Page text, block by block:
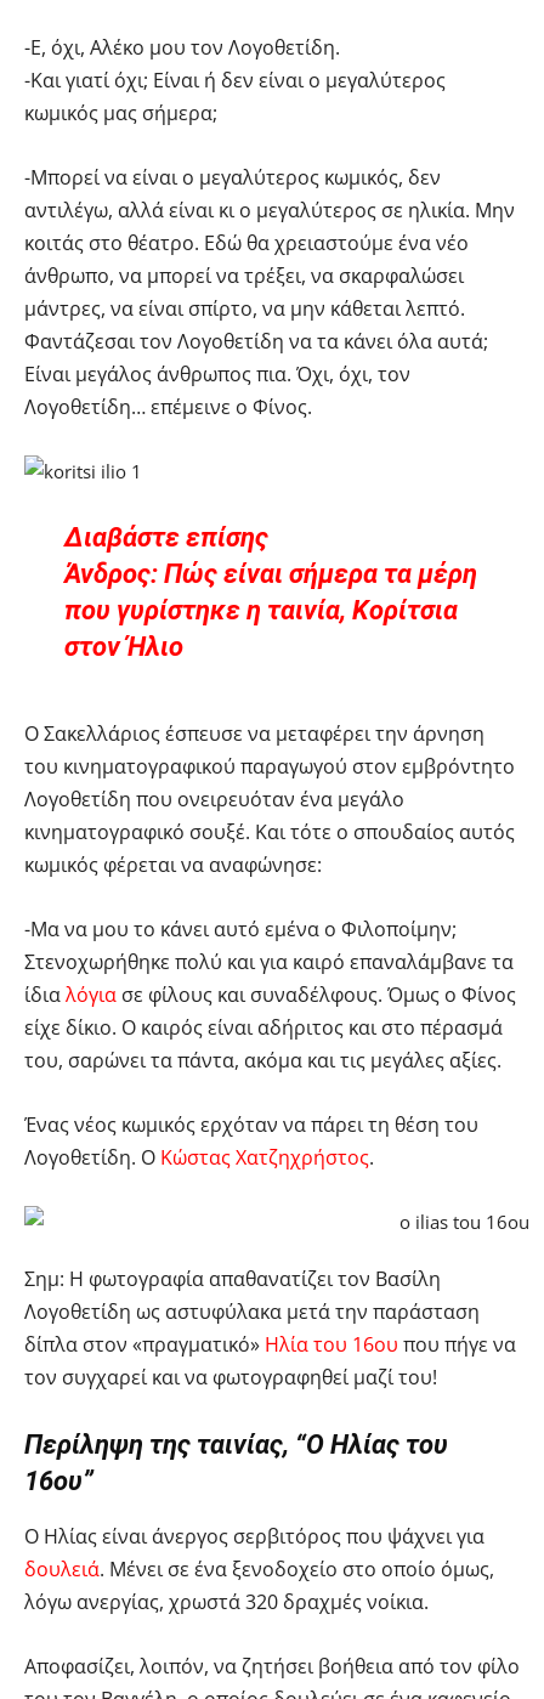
-Ε, όχι, Αλέκο μου τον Λογοθετίδη.
-Και γιατί όχι; Είναι ή δεν είναι ο μεγαλύτερος
κωμικός μας σήμερα;
-Μπορεί να είναι ο μεγαλύτερος κωμικός, δεν
αντιλέγω, αλλά είναι κι ο μεγαλύτερος σε ηλικία. Μην
κοιτάς στο θέατρο. Εδώ θα χρειαστούμε ένα νέο
άνθρωπο, να μπορεί να τρέξει, να σκαρφαλώσει
μάντρες, να είναι σπίρτο, να μην κάθεται λεπτό.
Φαντάζεσαι τον Λογοθετίδη να τα κάνει όλα αυτά;
Είναι μεγάλος άνθρωπος πια. Όχι, όχι, τον
Λογοθετίδη… επέμεινε ο Φίνος.
Διαβάστε επίσης
Άνδρος: Πώς είναι σήμερα τα μέρη
που γυρίστηκε η ταινία, Κορίτσια
στον Ήλιο
Ο Σακελλάριος έσπευσε να μεταφέρει την άρνηση
του κινηματογραφικού παραγωγού στον εμβρόντητο
Λογοθετίδη που ονειρευόταν ένα μεγάλο
κινηματογραφικό σουξέ. Και τότε ο σπουδαίος αυτός
κωμικός φέρεται να αναφώνησε:
-Μα να μου το κάνει αυτό εμένα ο Φιλοποίμην;
Στενοχωρήθηκε πολύ και για καιρό επαναλάμβανε τα
ίδιαλόγια σε φίλους και συναδέλφους. Όμως ο Φίνος
είχε δίκιο. Ο καιρός είναι αδήριτος και στο πέρασμά
του, σαρώνει τα πάντα, ακόμα και τις μεγάλες αξίες.
Ένας νέος κωμικός ερχόταν να πάρει τη θέση του
Λογοθετίδη. Ο Κώστας Χατζηχρήστος.
Σημ: Η φωτογραφία απαθανατίζει τον Βασίλη
Λογοθετίδη ως αστυφύλακα μετά την παράσταση
δίπλα στον «πραγματικό» Ηλία του 16ου που πήγε να
τον συγχαρεί και να φωτογραφηθεί μαζί του!
Περίληψη της ταινίας, “Ο Ηλίας του
16ου”
Ο Ηλίας είναι άνεργος σερβιτόρος που ψάχνει για
δουλειά. Μένει σε ένα ξενοδοχείο στο οποίο όμως,
λόγω ανεργίας, χρωστά 320 δραχμές νοίκια.
Αποφασίζει, λοιπόν, να ζητήσει βοήθεια από τον φίλο